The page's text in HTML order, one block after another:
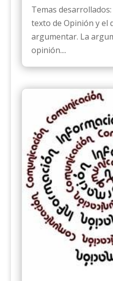
Temas
texto de Opinión y el
argumentar. La
opinión....